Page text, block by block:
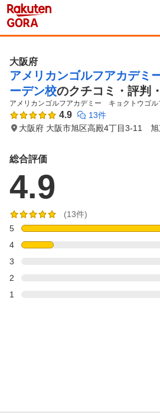
大阪府
アメリカンゴルフアカデ
ーデン校のクチコミ・評判
アメリカンゴルフアカデミー　キョクトウゴ
4.9
13件
大阪府 大阪市旭区高殿4丁目3-11 旭
総合評価
4.9
(13件)
5
4
3
2
1